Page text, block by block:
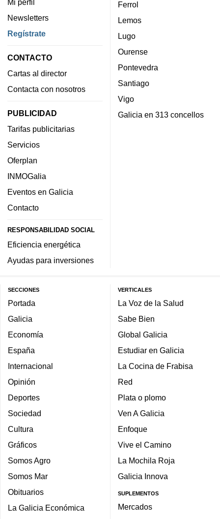
Mi perfil
Newsletters
Regístrate
CONTACTO
Cartas al director
Contacta con nosotros
PUBLICIDAD
Tarifas publicitarias
Servicios
Oferplan
INMOGalia
Eventos en Galicia
Contacto
RESPONSABILIDAD SOCIAL
Eficiencia energética
Ayudas para inversiones
Ferrol
Lemos
Lugo
Ourense
Pontevedra
Santiago
Vigo
Galicia en 313 concellos
SECCIONES
Portada
Galicia
Economía
España
Internacional
Opinión
Deportes
Sociedad
Cultura
Gráficos
Somos Agro
Somos Mar
Obituarios
La Galicia Económica
VERTICALES
La Voz de la Salud
Sabe Bien
Global Galicia
Estudiar en Galicia
La Cocina de Frabisa
Red
Plata o plomo
Ven A Galicia
Enfoque
Vive el Camino
La Mochila Roja
Galicia Innova
SUPLEMENTOS
Mercados